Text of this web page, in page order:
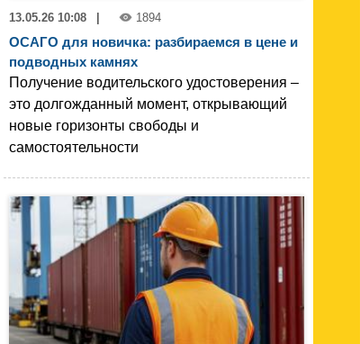
13.05.26 10:08 | 1894
ОСАГО для новичка: разбираемся в цене и
подводных камнях
Получение водительского удостоверения –
это долгожданный момент, открывающий
новые горизонты свободы и
самостоятельности